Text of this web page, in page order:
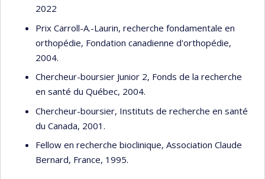
2022
Prix Carroll-A.-Laurin, recherche fondamentale en
orthopédie, Fondation canadienne d'orthopédie,
2004.
Chercheur-boursier Junior 2, Fonds de la recherche
en santé du Québec, 2004.
Chercheur-boursier, Instituts de recherche en santé
du Canada, 2001.
Fellow en recherche bioclinique, Association Claude
Bernard, France, 1995.